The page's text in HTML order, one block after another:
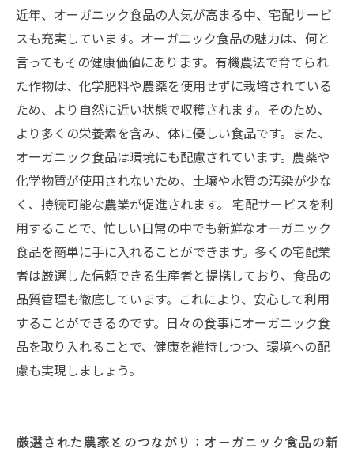
近年、オーガニック食品の人気が高まる中、宅配サービ
スも充実しています。オーガニック食品の魅力は、何と
言ってもその健康価値にあります。有機農法で育てられ
た作物は、化学肥料や農薬を使用せずに栽培されている
ため、より自然に近い状態で収穫されます。そのため、
より多くの栄養素を含み、体に優しい食品です。また、
オーガニック食品は環境にも配慮されています。農薬や
化学物質が使用されないため、土壌や水質の汚染が少な
く、持続可能な農業が促進されます。 宅配サービスを利
用することで、忙しい日常の中でも新鮮なオーガニック
食品を簡単に手に入れることができます。多くの宅配業
者は厳選した信頼できる生産者と提携しており、食品の
品質管理も徹底しています。これにより、安心して利用
することができるのです。日々の食事にオーガニック食
品を取り入れることで、健康を維持しつつ、環境への配
慮も実現しましょう。
厳選された農家とのつながり：オーガニック食品の新